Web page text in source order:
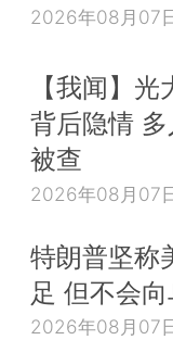
2026年08月07
【我闻】
背后隐情
被查
2026年08月07
特朗普坚称
足 但不会
2026年08月07